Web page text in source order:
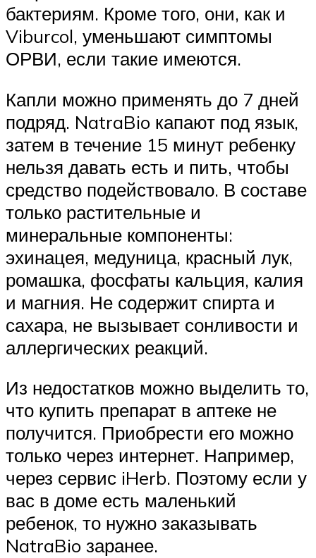
бактериям. Кроме того, они, как и
Viburcol, уменьшают симптомы
ОРВИ, если такие имеются.
Капли можно применять до 7 дней
подряд. NatraBio капают под язык,
затем в течение 15 минут ребенку
нельзя давать есть и пить, чтобы
средство подействовало. В составе
только растительные и
минеральные компоненты:
эхинацея, медуница, красный лук,
ромашка, фосфаты кальция, калия
и магния. Не содержит спирта и
сахара, не вызывает сонливости и
аллергических реакций.
Из недостатков можно выделить то,
что купить препарат в аптеке не
получится. Приобрести его можно
только через интернет. Например,
через сервис iHerb. Поэтому если у
вас в доме есть маленький
ребенок, то нужно заказывать
NatraBio заранее.